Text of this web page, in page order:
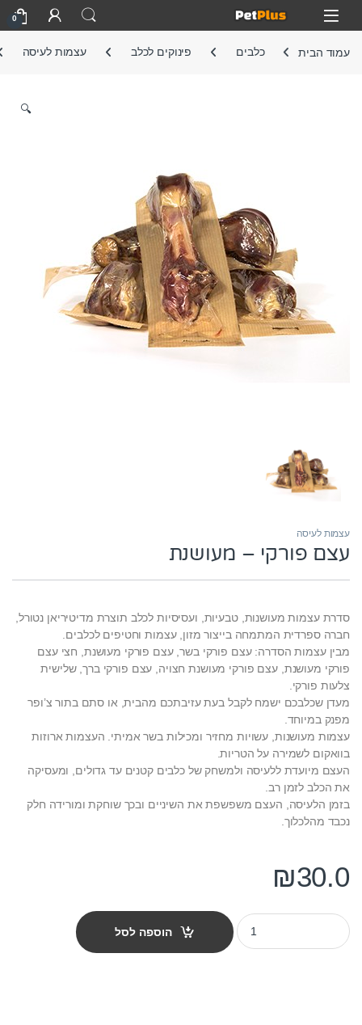
Skip to navigation
Skip to content
Open
0
עמוד הבית כלבים פינוקים לכלב עצמות לעיסה
🔍
עצמות לעיסה
עצם פורקי – מעושנת
סדרת עצמות מעושנות, טבעיות, ועסיסיות לכלב תוצרת מדיטיריאן נטורל,
חברה ספרדית המתמחה בייצור מזון, עצמות וחטיפים לכלבים.
מבין עצמות הסדרה: עצם פורקי בשר, עצם פורקי מעושנת, חצי עצם
פורקי מעושנת, עצם פורקי מעושנת חצויה, עצם פורקי ברך, שלישית
צלעות פורקי.
מעדן שכלבכם ישמח לקבל בעת עזיבתכם מהבית, או סתם בתור צ’ופר
מפנק במיוחד.
עצמות מעושנות, עשויות מחזיר ומכילות בשר אמיתי. העצמות ארוזות
בוואקום לשמירה על הטריות.
העצם מיועדת ללעיסה ולמשחק של כלבים קטנים עד גדולים, ומעסיקה
את הכלב לזמן רב.
בזמן הלעיסה, העצם משפשפת את השיניים ובכך שוחקת ומורידה חלק
נכבד מהלכלוך.
₪30.0
עצם פורקי - מעושנת quantity
הוספה לסל